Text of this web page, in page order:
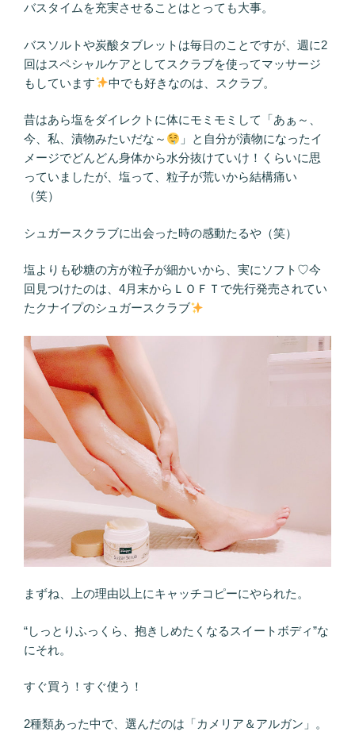
バスタイムを充実させることはとっても大事。
バスソルトや炭酸タブレットは毎日のことですが、週に2
回はスペシャルケアとしてスクラブを使ってマッサージ
もしています
中でも好きなのは、スクラブ。
昔はあら塩をダイレクトに体にモミモミして「あぁ～、
今、私、漬物みたいだな～
」と自分が漬物になったイ
メージでどんどん身体から水分抜けていけ！くらいに思
っていましたが、塩って、粒子が荒いから結構痛い
（笑）
シュガースクラブに出会った時の感動たるや（笑）
塩よりも砂糖の方が粒子が細かいから、実にソフト♡今
回見つけたのは、4月末からＬＯＦＴで先行発売されてい
たクナイプのシュガースクラブ
まずね、上の理由以上にキャッチコピーにやられた。
“しっとりふっくら、抱きしめたくなるスイートボディ”な
にそれ。
すぐ買う！すぐ使う！
2種類あった中で、選んだのは「カメリア＆アルガン」。